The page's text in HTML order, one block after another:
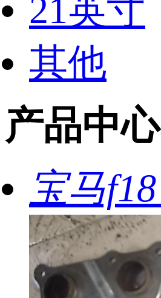
21英寸
其他
产品中心
宝马